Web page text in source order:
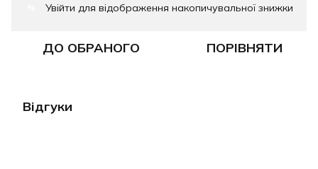
Увійти для відображення накопичувальної знижки
ДО ОБРАНОГО ПОРІВНЯТИ
Відгуки